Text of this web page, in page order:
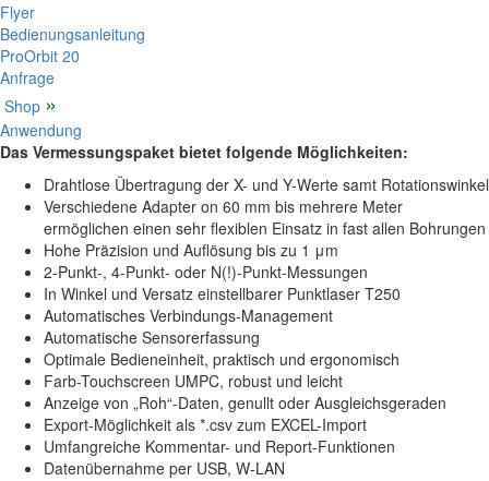
Flyer
Bedienungsanleitung
ProOrbit 20
Anfrage
Shop »
Anwendung
Das Vermessungspaket bietet folgende Möglichkeiten:
Drahtlose Übertragung der X- und Y-Werte samt Rotationswinkel
Verschiedene Adapter on 60 mm bis mehrere Meter
ermöglichen einen sehr flexiblen Einsatz in fast allen Bohrungen
Hohe Präzision und Auflösung bis zu 1 μm
2-Punkt-, 4-Punkt- oder N(!)-Punkt-Messungen
In Winkel und Versatz einstellbarer Punktlaser T250
Automatisches Verbindungs-Management
Automatische Sensorerfassung
Optimale Bedieneinheit, praktisch und ergonomisch
Farb-Touchscreen UMPC, robust und leicht
Anzeige von „Roh“-Daten, genullt oder Ausgleichsgeraden
Export-Möglichkeit als *.csv zum EXCEL-Import
Umfangreiche Kommentar- und Report-Funktionen
Datenübernahme per USB, W-LAN